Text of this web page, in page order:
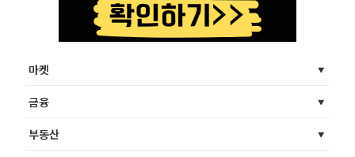
마켓
금융
부동산